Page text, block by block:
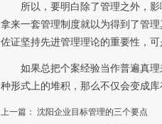
所以，要明白除了管理之外，
拿来一套管理制度就以为得到了管
佐证坚持先进管理理论的重要性，
如果总把个案经验当作普遍真
种形式上的堆积，那么不仅会变成
上一篇： 沈阳企业目标管理的三个要点